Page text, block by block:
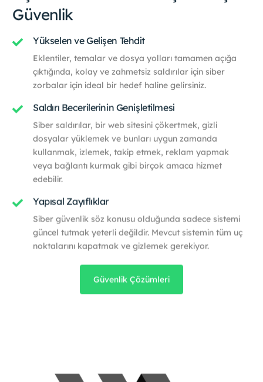
Güvenlik
Yükselen ve Gelişen Tehdit
Eklentiler, temalar ve dosya yolları tamamen açığa
çıktığında, kolay ve zahmetsiz saldırılar için siber
zorbalar için ideal bir hedef haline gelirsiniz.
Saldırı Becerilerinin Genişletilmesi
Siber saldırılar, bir web sitesini çökertmek, gizli
dosyalar yüklemek ve bunları uygun zamanda
kullanmak, izlemek, takip etmek, reklam yapmak
veya bağlantı kurmak gibi birçok amaca hizmet
edebilir.
Yapısal Zayıflıklar
Siber güvenlik söz konusu olduğunda sadece sistemi
güncel tutmak yeterli değildir. Mevcut sistemin tüm uç
noktalarını kapatmak ve gizlemek gerekiyor.
Güvenlik Çözümleri